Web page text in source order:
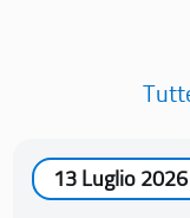
13 Luglio 2026